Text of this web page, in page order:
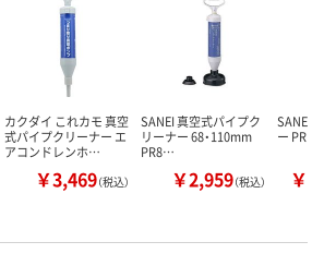
カクダイ これカモ 真空
式パイプクリーナー エ
アコンドレンホ…
￥3,469（税込）
SANEI 真空式パイプク
リーナー 68・110mm
PR8…
￥2,959（税込）
SANEI
ー PR
￥